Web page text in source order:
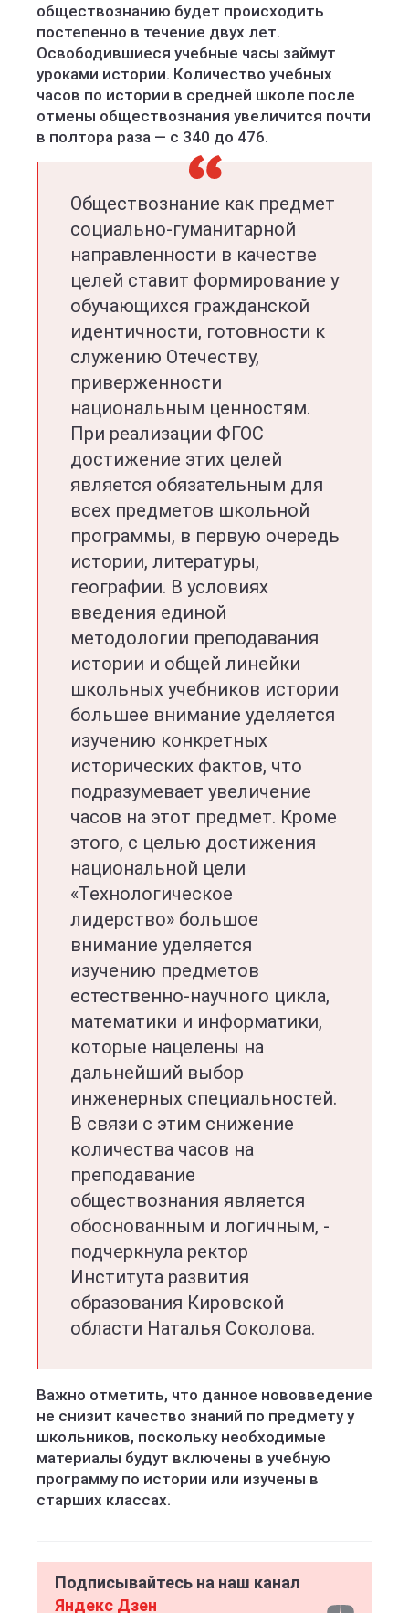
обществознанию будет происходить
постепенно в течение двух лет.
Освободившиеся учебные часы займут
уроками истории. Количество учебных
часов по истории в средней школе после
отмены обществознания увеличится почти
в полтора раза — с 340 до 476.
Обществознание как предмет
социально-гуманитарной
направленности в качестве
целей ставит формирование у
обучающихся гражданской
идентичности, готовности к
служению Отечеству,
приверженности
национальным ценностям.
При реализации ФГОС
достижение этих целей
является обязательным для
всех предметов школьной
программы, в первую очередь
истории, литературы,
географии. В условиях
введения единой
методологии преподавания
истории и общей линейки
школьных учебников истории
большее внимание уделяется
изучению конкретных
исторических фактов, что
подразумевает увеличение
часов на этот предмет. Кроме
этого, с целью достижения
национальной цели
«Технологическое
лидерство» большое
внимание уделяется
изучению предметов
естественно-научного цикла,
математики и информатики,
которые нацелены на
дальнейший выбор
инженерных специальностей.
В связи с этим снижение
количества часов на
преподавание
обществознания является
обоснованным и логичным, -
подчеркнула ректор
Института развития
образования Кировской
области Наталья Соколова.
Важно отметить, что данное нововведение
не снизит качество знаний по предмету у
школьников, поскольку необходимые
материалы будут включены в учебную
программу по истории или изучены в
старших классах.
Подписывайтесь на наш канал
Яндекс Дзен